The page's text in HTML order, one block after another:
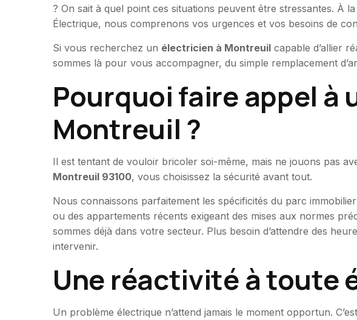
? On sait à quel point ces situations peuvent être stressantes. À
Électrique, nous comprenons vos urgences et vos besoins de
Si vous recherchez un électricien à Montreuil capable d’allier
sommes là pour vous accompagner, du simple remplacement
Pourquoi faire appel à
Montreuil ?
Il est tentant de vouloir bricoler soi-même, mais ne jouons pas
Montreuil 93100, vous choisissez la sécurité avant tout.
Nous connaissons parfaitement les spécificités du parc
ou des appartements récents exigeant des mises aux normes
sommes déjà dans votre secteur. Plus besoin d’attendre des
intervenir.
Une réactivité à toute
Un problème électrique n’attend jamais le moment opportun.